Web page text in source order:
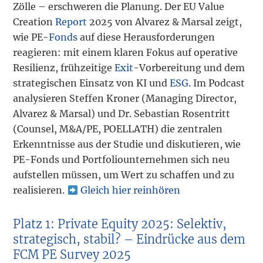
Zölle – erschweren die Planung. Der EU Value
CreationReport 2025 von Alvarez & Marsal zeigt,
wie PE-Fonds auf diese Herausforderungen
reagieren: mit einem klaren Fokus auf operative
Resilienz, frühzeitigeExit-Vorbereitung und dem
strategischen Einsatz von KI undESG. Im Podcast
analysieren Steffen Kroner (Managing Director,
Alvarez & Marsal) und Dr. Sebastian Rosentritt
(Counsel, M&A/PE, POELLATH) die zentralen
Erkenntnisse aus der Studie und diskutieren, wie
PE-Fonds und Portfoliounternehmen sich neu
aufstellen müssen, um Wert zu schaffen und zu
realisieren.
Gleich hier reinhören
Platz 1: Private Equity 2025: Selektiv,
strategisch, stabil? – Eindrücke aus dem
FCM PE Survey 2025